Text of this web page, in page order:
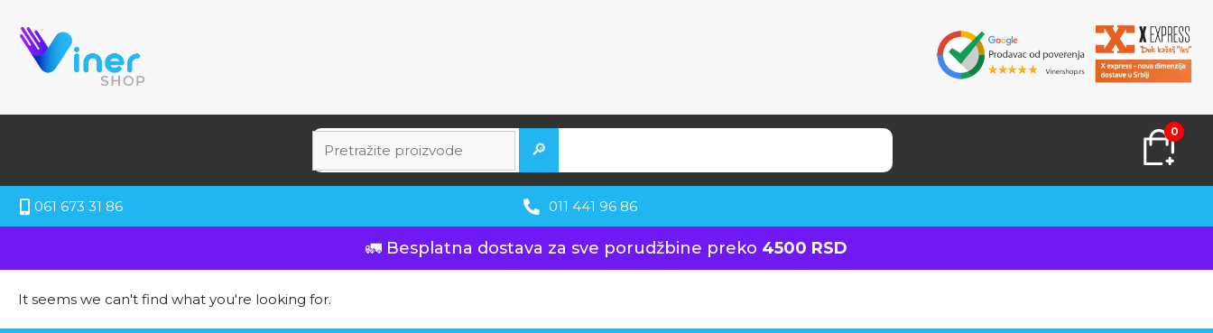
🔎
0
061 673 31 86 011 441 96 86
🚛 Besplatna dostava za sve porudžbine preko 4500 RSD
It seems we can't find what you're looking for.